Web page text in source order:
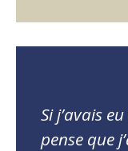
Si j’avais
pense que